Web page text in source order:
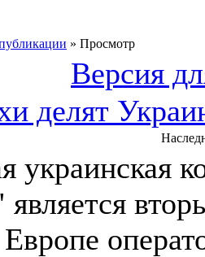
» Просмотр
Версия
делят
украинская